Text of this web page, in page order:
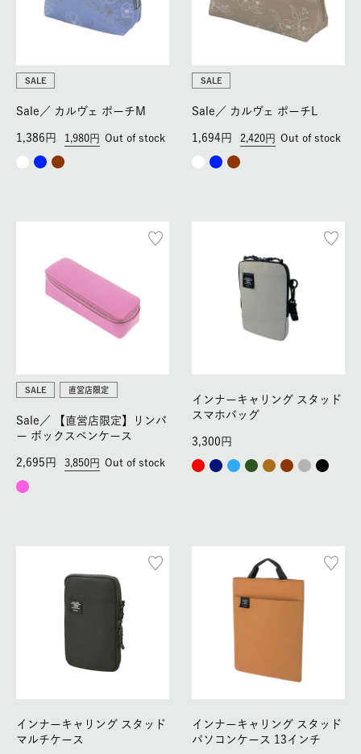
SALE
Sale／ カルヴェ ポーチM
1,980
1,386 Out of stock
SALE
Sale／ カルヴェ ポーチL
2,420
1,694 Out of stock
SALE 直営店限定
Sale／
【直営店限定】リンバ
ー ボックスペンケース
3,850
2,695 Out of stock
インナーキャリング スタッド
スマホバッグ
3,300
インナーキャリング スタッド
マルチケース
インナーキャリング スタッド
パソコンケース 13インチ